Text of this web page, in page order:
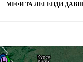
МІФИ ТА ЛЕГЕНДИ